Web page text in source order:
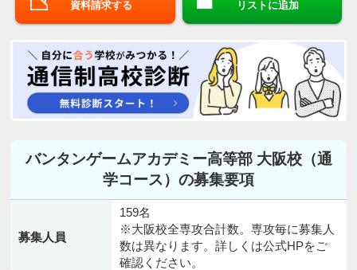
資料請求する
リストに追加
バンタンゲームアカデミー高等部 大阪校（通
学コース）の募集要項
募集人員
159名
※大阪校全専攻合計数。専攻毎に募集人
数は異なります。詳しくは公式HPをご
確認ください。